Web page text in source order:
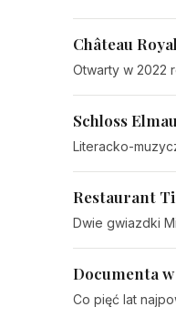
Château
Otwarty w 2022
Schloss
Literacko-
Restaurant
Dwie gwiazdki
Documenta
Co pięć lat